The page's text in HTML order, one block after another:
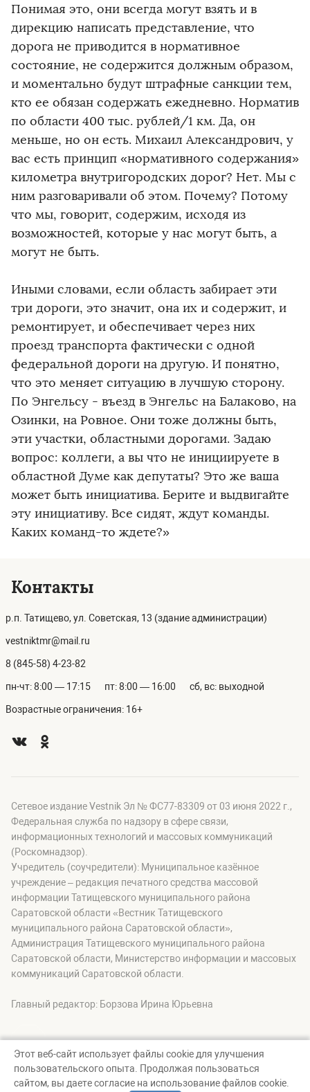
Понимая это, они всегда могут взять и в
дирекцию написать представление, что
дорога не приводится в нормативное
состояние, не содержится должным образом,
и моментально будут штрафные санкции тем,
кто ее обязан содержать ежедневно. Норматив
по области 400 тыс. рублей/1 км. Да, он
меньше, но он есть. Михаил Александрович, у
вас есть принцип «нормативного содержания»
километра внутригородских дорог? Нет. Мы с
ним разговаривали об этом. Почему? Потому
что мы, говорит, содержим, исходя из
возможностей, которые у нас могут быть, а
могут не быть.
Иными словами, если область забирает эти
три дороги, это значит, она их и содержит, и
ремонтирует, и обеспечивает через них
проезд транспорта фактически с одной
федеральной дороги на другую. И понятно,
что это меняет ситуацию в лучшую сторону.
По Энгельсу - въезд в Энгельс на Балаково, на
Озинки, на Ровное. Они тоже должны быть,
эти участки, областными дорогами. Задаю
вопрос: коллеги, а вы что не инициируете в
областной Думе как депутаты? Это же ваша
может быть инициатива. Берите и выдвигайте
эту инициативу. Все сидят, ждут команды.
Каких команд-то ждете?»
Контакты
р.п. Татищево, ул. Советская, 13 (здание администрации)
vestniktmr@mail.ru
8 (845-58) 4-23-82
пн-чт: 8:00 — 17:15 пт: 8:00 — 16:00 сб, вс: выходной
Возрастные ограничения: 16+
Сетевое издание Vestnik Эл № ФС77-83309 от 03 июня 2022 г.,
Федеральная служба по надзору в сфере связи,
информационных технологий и массовых коммуникаций
(Роскомнадзор).
Учредитель (соучредители): Муниципальное казённое
учреждение – редакция печатного средства массовой
информации Татищевского муниципального района
Саратовской области «Вестник Татищевского
муниципального района Саратовской области»,
Администрация Татищевского муниципального района
Саратовской области, Министерство информации и массовых
коммуникаций Саратовской области.
Главный редактор: Борзова Ирина Юрьевна
© Вестник Татищевского муниципального района, 2026
Этот веб-сайт использует файлы cookie для улучшения
пользовательского опыта. Продолжая пользоваться
сайтом, вы даете согласие на использование файлов cookie.